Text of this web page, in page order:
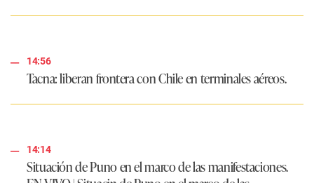
14:56
Tacna: liberan frontera con Chile en terminales aéreos.
14:14
Situación de Puno en el marco de las manifestaciones.